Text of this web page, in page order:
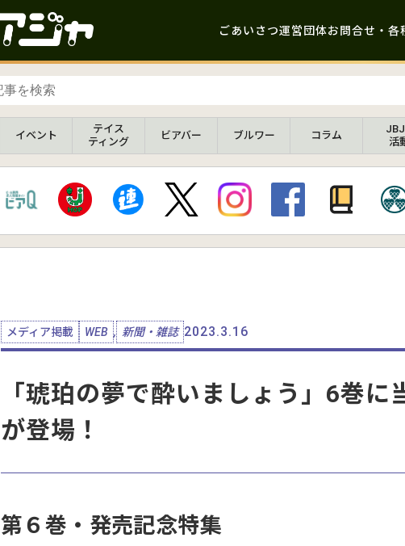
ごあいさつ運営団体お問合せ・各
イベント
テイス
ティング
ビアバー ブルワー コラム
活
メディア掲載 WEB , 新聞・雑誌 2023.3.16
「琥珀の夢で酔いましょう」6巻に
が登場！
第６巻・発売記念特集